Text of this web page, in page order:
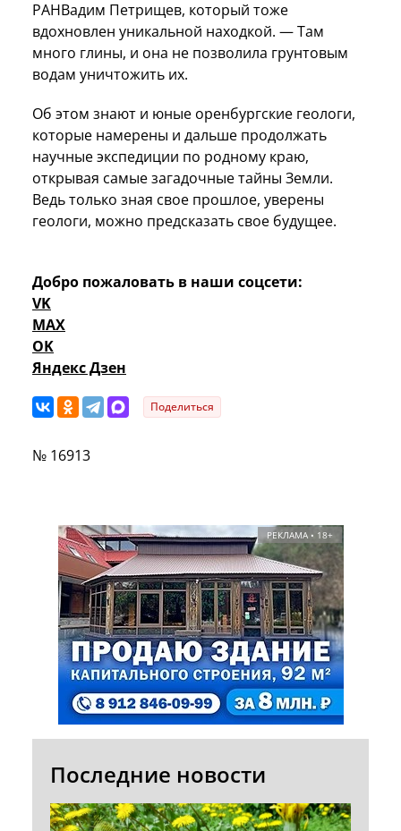
РАНВадим Петрищев, который тоже
вдохновлен уникальной находкой. — Там
много глины, и она не позволила грунтовым
водам уничтожить их.
Об этом знают и юные оренбургские геологи,
которые намерены и дальше продолжать
научные экспедиции по родному краю,
открывая самые загадочные тайны Земли.
Ведь только зная свое прошлое, уверены
геологи, можно предсказать свое будущее.
Добро пожаловать в наши соцсети:
VK
MAX
OK
Яндекс Дзен
Поделиться
№ 16913
РЕКЛАМА • 18+
Последние новости